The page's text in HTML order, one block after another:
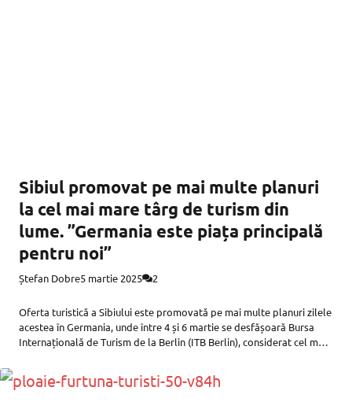
Sibiul promovat pe mai multe planuri
la cel mai mare târg de turism din
lume. ”Germania este piața principală
pentru noi”
Ștefan Dobre5 martie 2025 2
Oferta turistică a Sibiului este promovată pe mai multe planuri zilele
acestea în Germania, unde între 4 și 6 martie se desfășoară Bursa
Internațională de Turism de la Berlin (ITB Berlin), considerat cel mai